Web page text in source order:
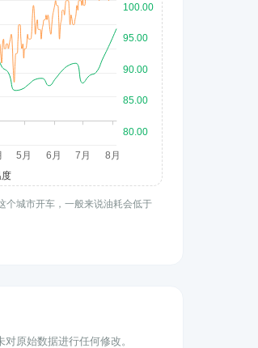
个城市开车，一般来说油耗会低于
原始数据进行任何修改。